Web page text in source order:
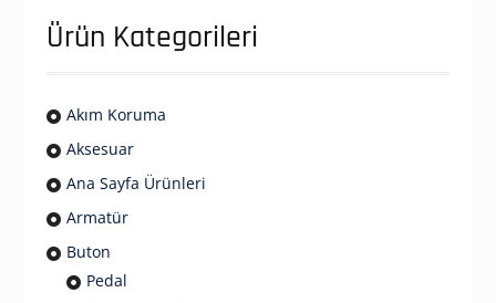
Ürün Kategorileri
Akım Koruma
Aksesuar
Ana Sayfa Ürünleri
Armatür
Buton
Pedal